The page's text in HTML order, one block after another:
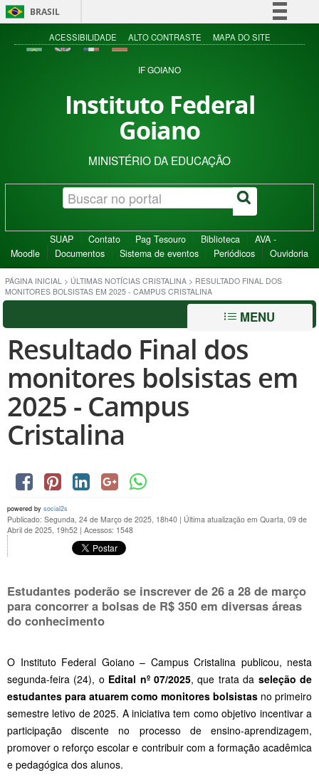
BRASIL
Simplifique!
Acesso à informação
ACESSIBILIDADE ALTO CONTRASTE MAPA DO SITE
IF GOIANO
Instituto Federal
Goiano
MINISTÉRIO DA EDUCAÇÃO
SUAP Contato Pag Tesouro Biblioteca
AVA -
Moodle
Documentos Sistema de eventos Periódicos Ouvidoria
PÁGINA INICIAL > ÚLTIMAS NOTÍCIAS CRISTALINA > RESULTADO FINAL DOS
MONITORES BOLSISTAS EM 2025 - CAMPUS CRISTALINA
MENU
Resultado Final dos
monitores bolsistas em
2025 - Campus
Cristalina
powered by social2s
Publicado: Segunda, 24 de Março de 2025, 18h40 | Última atualização em Quarta, 09 de
Abril de 2025, 19h52 | Acessos: 1548
Estudantes poderão se inscrever de 26 a 28 de março
para concorrer a bolsas de R$ 350 em diversas áreas
do conhecimento
O Instituto Federal Goiano – Campus Cristalina publicou, nesta
segunda-feira (24), o Edital nº 07/2025, que trata da seleção de
estudantes para atuarem como monitores bolsistas no primeiro
semestre letivo de 2025. A iniciativa tem como objetivo incentivar a
participação discente no processo de ensino-aprendizagem,
promover o reforço escolar e contribuir com a formação acadêmica
e pedagógica dos alunos.